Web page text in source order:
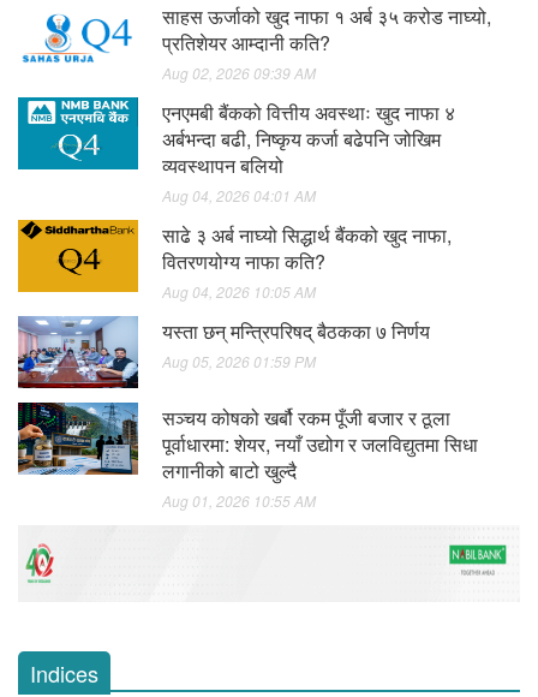
साहस ऊर्जाको खुद नाफा १ अर्ब ३५ करोड नाघ्यो,
प्रतिशेयर आम्दानी कति?
Aug 02, 2026 09:39 AM
एनएमबी बैंकको वित्तीय अवस्थाः खुद नाफा ४
अर्बभन्दा बढी, निष्कृय कर्जा बढेपनि जोखिम
व्यवस्थापन बलियो
Aug 04, 2026 04:01 AM
साढे ३ अर्ब नाघ्यो सिद्धार्थ बैंकको खुद नाफा,
वितरणयोग्य नाफा कति?
Aug 04, 2026 10:05 AM
यस्ता छन् मन्त्रिपरिषद् बैठकका ७ निर्णय
Aug 05, 2026 01:59 PM
सञ्चय कोषको खर्बौ रकम पूँजी बजार र ठूला
पूर्वाधारमा: शेयर, नयाँ उद्योग र जलविद्युतमा सिधा
लगानीको बाटो खुल्दै
Aug 01, 2026 10:55 AM
Indices